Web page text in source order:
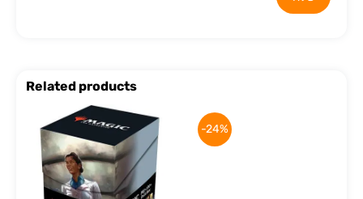
Related products
-24%